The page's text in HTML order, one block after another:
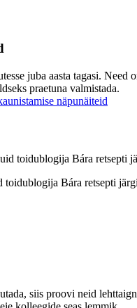
juba aasta tagasi.
praetuna valmistada.
näpunäiteid
Bára retsepti
siis proovi neid